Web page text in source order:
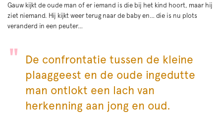
Gauw kijkt de oude man of er iemand is die bij het kind hoort, maar hij
ziet niemand. Hij kijkt weer terug naar de baby en… die is nu plots
veranderd in een peuter…
De confrontatie tussen de kleine
plaaggeest en de oude ingedutte
man ontlokt een lach van
herkenning aan jong en oud.
Zoom
in